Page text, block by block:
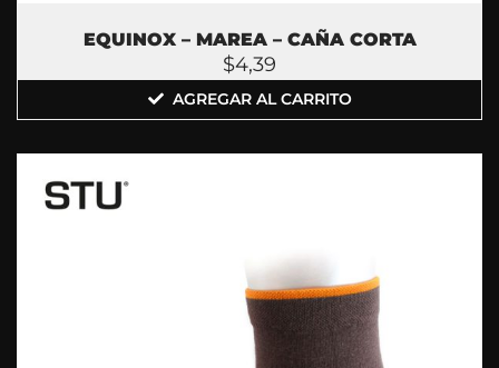
EQUINOX – MAREA – CAÑA CORTA
$4,39
AGREGAR AL CARRITO